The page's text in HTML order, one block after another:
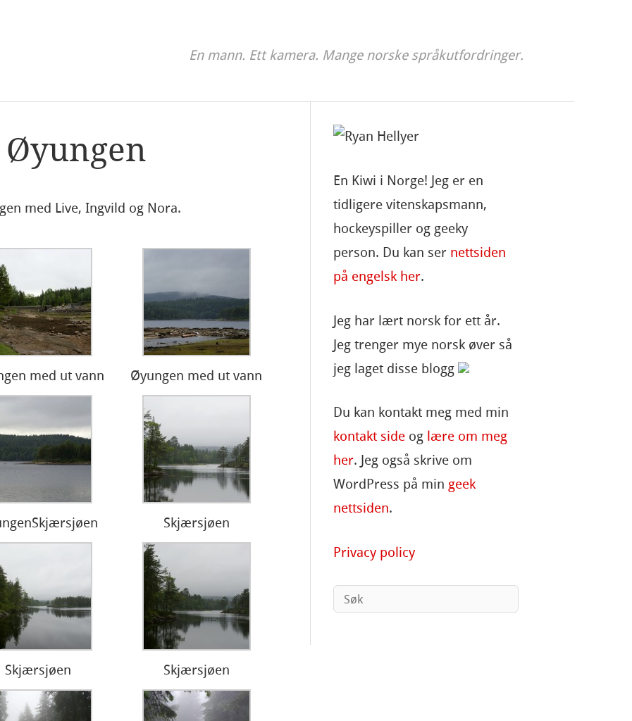
En mann. Ett kamera. Mange norske språkutfordringer.
med Live, Ingvild og Nora.
med ut vann Øyungen med ut vann
Skjærsjøen
Skjærsjøen Skjærsjøen
En Kiwi i Norge! Jeg er en
tidligere vitenskapsmann,
hockeyspiller og geeky
person. Du kan ser nettsiden
på engelsk her.
Jeg har lært norsk for ett år.
Jeg trenger mye norsk øver så
jeg laget disse blogg
Du kan kontakt meg med min
kontakt side og lære om meg
her. Jeg også skrive om
WordPress på min geek
nettsiden.
Privacy policy